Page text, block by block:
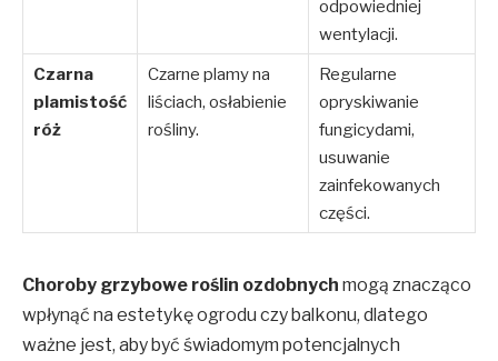
odpowiedniej
wentylacji.
Czarna
plamistość
róż
Czarne plamy na
liściach, osłabienie
rośliny.
Regularne
opryskiwanie
fungicydami,
usuwanie
zainfekowanych
części.
Choroby grzybowe roślin ozdobnych mogą znacząco
wpłynąć na estetykę ogrodu czy balkonu, dlatego
ważne jest, aby być świadomym potencjalnych